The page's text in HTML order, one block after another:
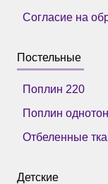
Согласие на
Постельные
Поплин 220
Поплин
Отбеленные
Детские